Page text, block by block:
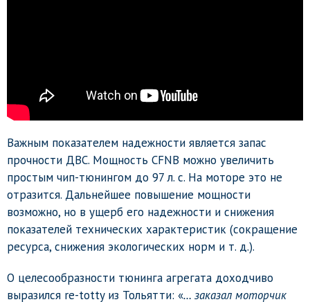
Важным показателем надежности является запас
прочности ДВС. Мощность CFNB можно увеличить
простым чип-тюнингом до 97 л. с. На моторе это не
отразится. Дальнейшее повышение мощности
возможно, но в ущерб его надежности и снижения
показателей технических характеристик (сокращение
ресурса, снижения экологических норм и т. д.).
О целесообразности тюнинга агрегата доходчиво
выразился re-totty из Тольятти: «… заказал моторчик